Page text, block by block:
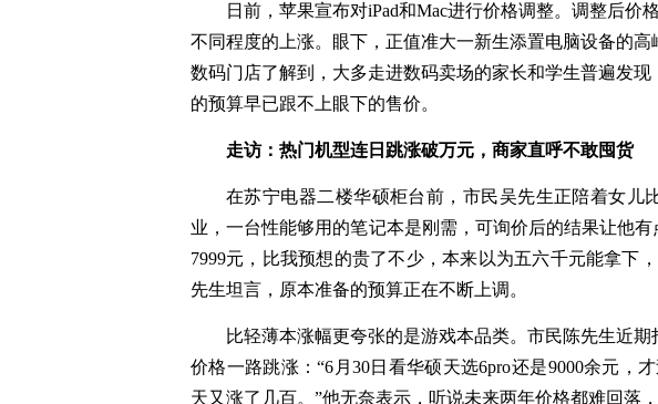
日前，苹果宣布对iPad和Mac进行价格调整。调整后价
不同程度的上涨。眼下，正值准大一新生添置电脑设备的
数码门店了解到，大多走进数码卖场的家长和学生普遍发
的预算早已跟不上眼下的售价。
走访：热门机型连日跳涨破万元，商家直呼不敢囤货
在苏宁电器二楼华硕柜台前，市民吴先生正陪着女儿
业，一台性能够用的笔记本是刚需，可询价后的结果让他有
7999元，比我预想的贵了不少，本来以为五六千元能拿下
先生坦言，原本准备的预算正在不断上调。
比轻薄本涨幅更夸张的是游戏本品类。市民陈先生近
价格一路跳涨：“6月30日看华硕天选6pro还是9000余元，
天又涨了几百。”他无奈表示，听说未来两年价格都难回落